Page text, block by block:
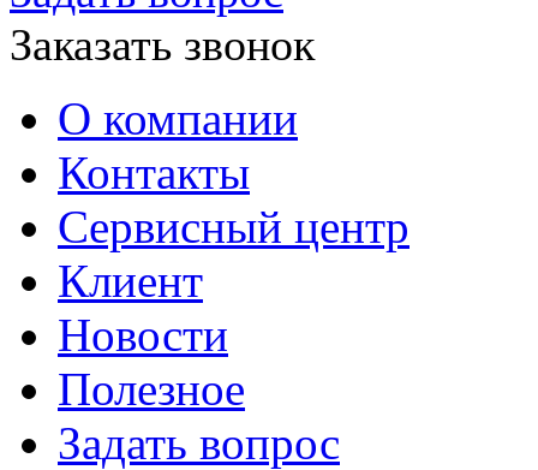
Заказать звонок
О компании
Контакты
Сервисный центр
Клиент
Новости
Полезное
Задать вопрос